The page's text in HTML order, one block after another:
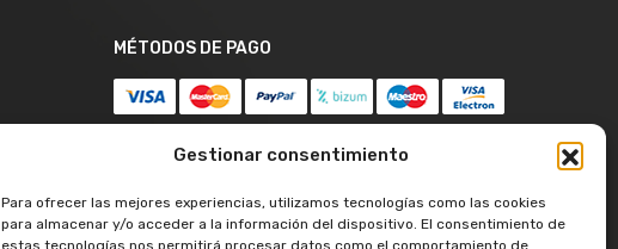
Gestionar consentimiento
Para ofrecer las mejores experiencias, utilizamos tecnologías como las cookies
para almacenar y/o acceder a la información del dispositivo. El consentimiento de
estas tecnologías nos permitirá procesar datos como el comportamiento de
MÉTODOS DE PAGO